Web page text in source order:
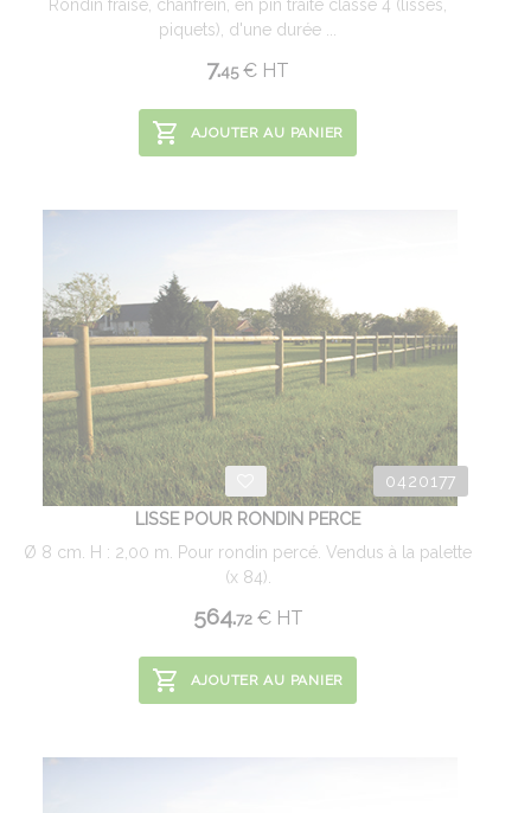
Rondin fraisé, chanfrein, en pin traité classe 4 (lisses,
piquets), d'une durée ...
7.45 € HT
AJOUTER AU PANIER
0420177
LISSE POUR RONDIN PERCE
Ø 8 cm. H : 2,00 m. Pour rondin percé. Vendus à la palette
(x 84).
564.72 €HT
AJOUTER AU PANIER